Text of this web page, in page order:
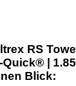
RS
|
Blick: